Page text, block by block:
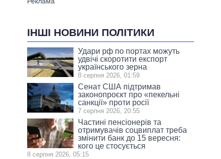
ІНШІ НОВИНИ ПОЛІТИКИ
Удари рф по портах можуть
удвічі скоротити експорт
українського зерна
8 серпня 2026, 01:59
Сенат США підтримав
законопроєкт про «пекельні
санкції» проти росії
7 серпня 2026, 20:55
Частині пенсіонерів та
отримувачів соцвиплат треба
змінити банк до 15 вересня:
кого це стосується
8 серпня 2026, 05:15